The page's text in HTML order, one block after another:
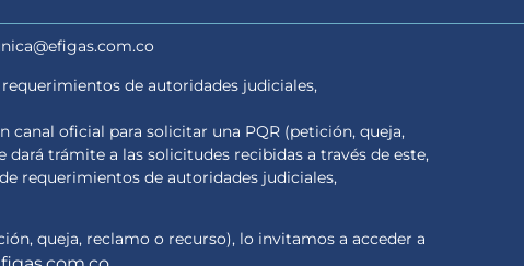
de autoridades judiciales,
canal oficial para solicitar una PQR (petición, queja,
trámite a las solicitudes recibidas a través de este,
requerimientos de autoridades judiciales,
queja, reclamo o recurso), lo invitamos a acceder a